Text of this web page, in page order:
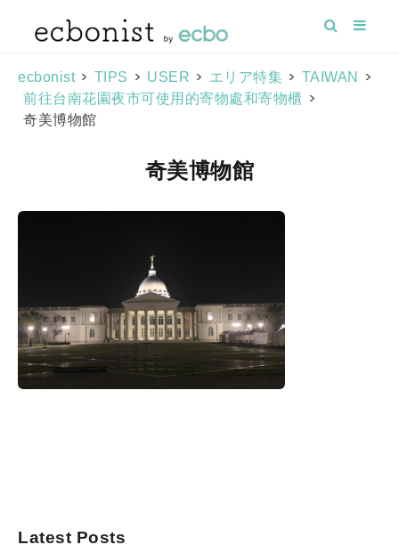
ecbonist > TIPS > USER > エリア特集 > TAIWAN >
前往台南花園夜市可使用的寄物處和寄物櫃 >
奇美博物館
奇美博物館
Latest Posts